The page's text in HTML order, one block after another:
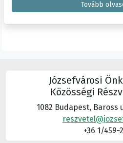
Tovább
Józsefvárosi
Közösségi
1082 Budapest, Baross
+36 1/459-